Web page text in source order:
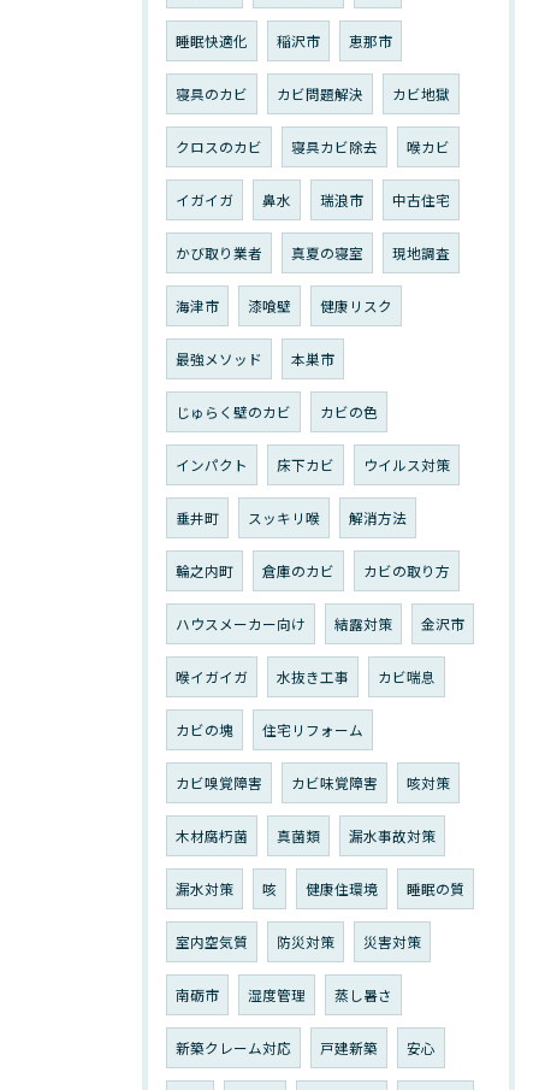
睡眠快適化 稲沢市 恵那市
寝具のカビ カビ問題解決 カビ地獄
クロスのカビ 寝具カビ除去 喉カビ
イガイガ 鼻水 瑞浪市 中古住宅
かび取り業者 真夏の寝室 現地調査
海津市 漆喰壁 健康リスク
最強メソッド 本巣市
じゅらく壁のカビ カビの色
インパクト 床下カビ ウイルス対策
垂井町 スッキリ喉 解消方法
輪之内町 倉庫のカビ カビの取り方
ハウスメーカー向け 結露対策 金沢市
喉イガイガ 水抜き工事 カビ喘息
カビの塊 住宅リフォーム
カビ嗅覚障害 カビ味覚障害 咳対策
木材腐朽菌 真菌類 漏水事故対策
漏水対策 咳 健康住環境 睡眠の質
室内空気質 防災対策 災害対策
南砺市 湿度管理 蒸し暑さ
新築クレーム対応 戸建新築 安心